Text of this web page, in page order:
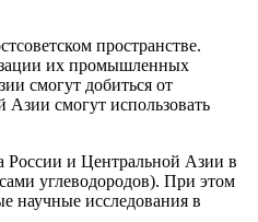
пространстве.
их промышленных
смогут добиться от
Азии смогут использовать
России и Центральной Азии в
углеводородов). При этом
научные исследования в